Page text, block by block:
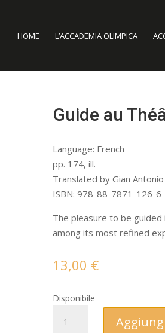
HOME L’ACCADEMIA OLIMPICA
Guide au
Language: French
pp. 174, ill.
Translated by Gian
ISBN: 978-88-7871-126-6
The pleasure to be
among its most refined
13,00 €
Disponibile